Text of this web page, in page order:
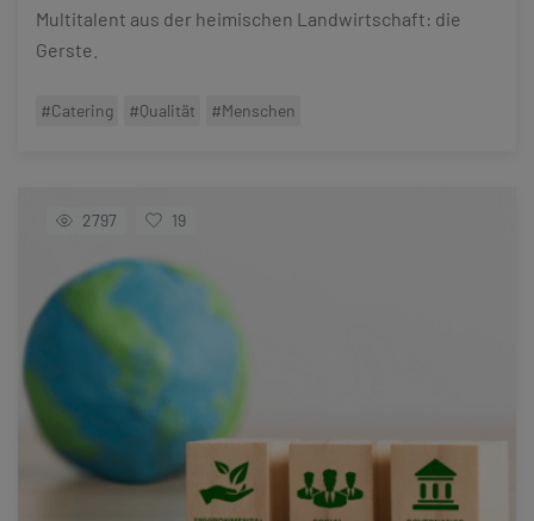
Multitalent aus der heimischen Landwirtschaft: die
Gerste.
#Catering #Qualität #Menschen
2797 19